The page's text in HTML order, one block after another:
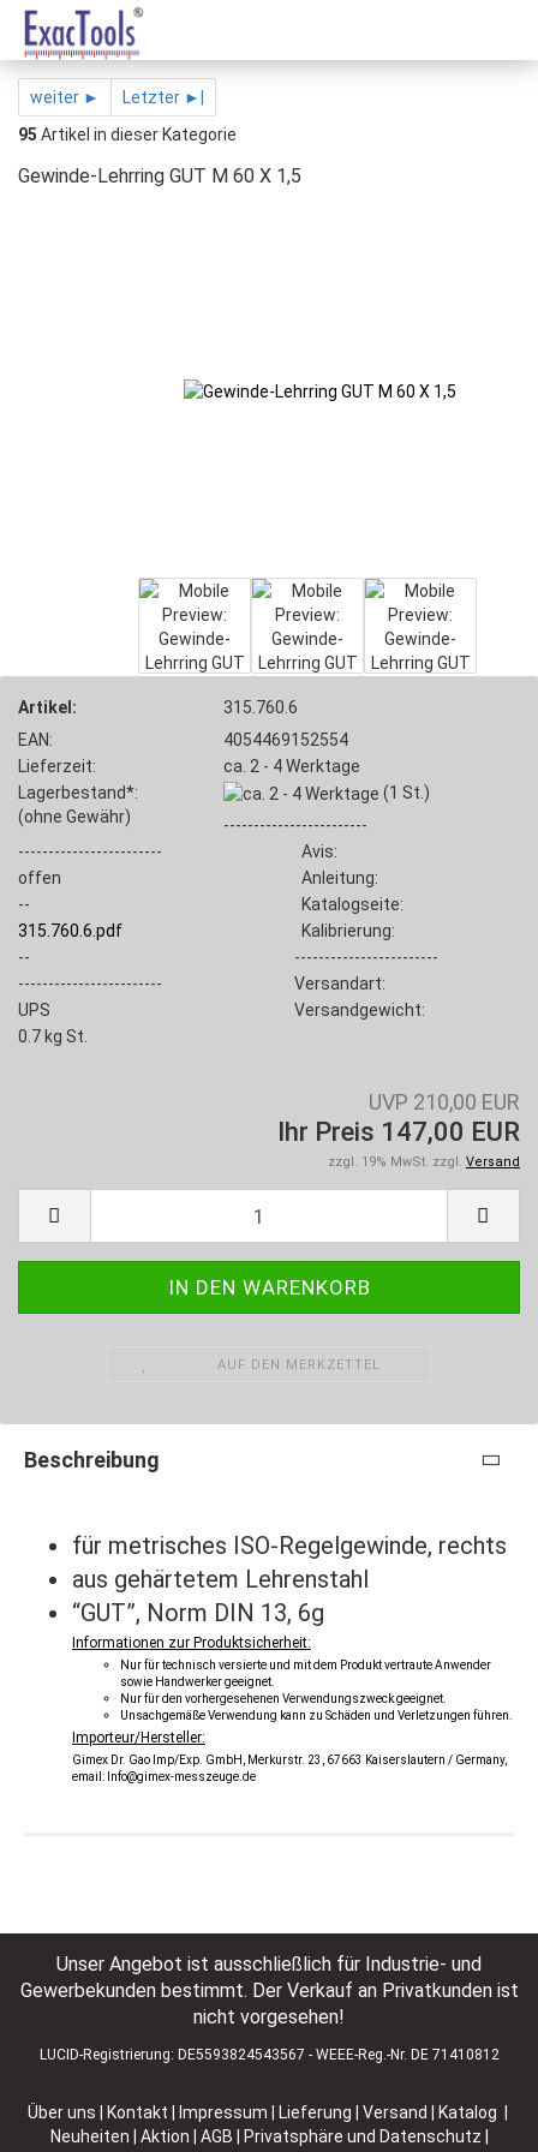
weiter ►
Letzter ►|
95 Artikel in dieser Kategorie
Gewinde-Lehrring GUT M 60 X 1,5
Artikel:
315.760.6
EAN:
4054469152554
Lieferzeit:
ca. 2 - 4 Werktage
Lagerbestand*:
(ohne Gewähr)
(1 St.)
------------------------
------------------------
Avis:
offen
Anleitung:
--
Katalogseite:
315.760.6.pdf
Kalibrierung:
--
------------------------
------------------------
Versandart:
UPS
Versandgewicht:
0.7 kg St.
UVP 210,00 EUR
Ihr Preis 147,00 EUR
zzgl. 19% MwSt. zzgl. Versand
AUF DEN MERKZETTEL
Beschreibung
für metrisches ISO-Regelgewinde, rechts
aus gehärtetem Lehrenstahl
“GUT”, Norm DIN 13, 6g
Informationen zur Produktsicherheit:
Nur für technisch versierte und mit dem Produkt vertraute Anwender
sowie Handwerker geeignet.
Nur für den vorhergesehenen Verwendungszweck geeignet.
Unsachgemäße Verwendung kann zu Schäden und Verletzungen führen.
Importeur/Hersteller:
Gimex Dr. Gao Imp/Exp. GmbH, Merkurstr. 23, 67663 Kaiserslautern / Germany,
email: Info@gimex-messzeuge.de
Unser Angebot ist ausschließlich für Industrie- und
Gewerbekunden bestimmt. Der Verkauf an Privatkunden ist
nicht vorgesehen!
LUCID-Registrierung: DE5593824543567 - WEEE-Reg.-Nr. DE 71410812
Über uns Kontakt Impressum Lieferung | Versand
Katalog |
Neuheiten | Aktion
AGB Privatsphäre und Datenschutz